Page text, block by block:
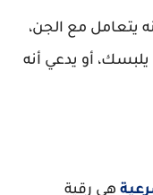
يتعامل مع الجن،
أو يدعي أنه
هي رقية